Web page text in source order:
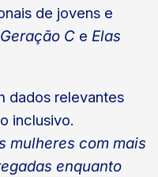
de jovens e
Geração C e Elas
dados relevantes
inclusivo.
mulheres com mais
enquanto